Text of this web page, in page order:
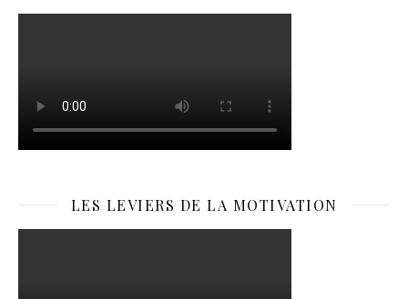
LES LEVIERS DE LA MOTIVATION